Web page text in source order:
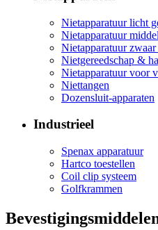
Nietapparatuur licht
Nietapparatuur
Nietapparatuur
Nietgereedschap &
Nietapparatuur voor
Niettangen
Dozensluit-apparaten
Industrieel
Spenax apparatuur
Hartco toestellen
Coil clip systeem
Golfkrammen